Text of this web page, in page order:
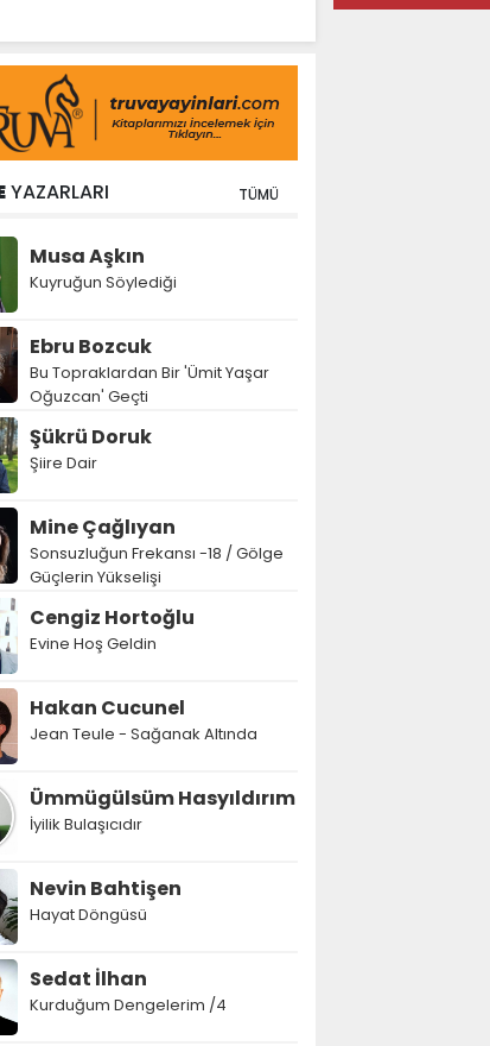
YAZARLARI TÜMÜ
Musa Aşkın
Kuyruğun Söylediği
Ebru Bozcuk
Bu Topraklardan Bir 'Ümit Yaşar
Oğuzcan' Geçti
Şükrü Doruk
Şiire Dair
Mine Çağlıyan
Sonsuzluğun Frekansı -18 / Gölge
Güçlerin Yükselişi
Cengiz Hortoğlu
Evine Hoş Geldin
Hakan Cucunel
Jean Teule - Sağanak Altında
Ümmügülsüm Hasyıldırım
İyilik Bulaşıcıdır
Nevin Bahtişen
Hayat Döngüsü
Sedat İlhan
Kurduğum Dengelerim /4